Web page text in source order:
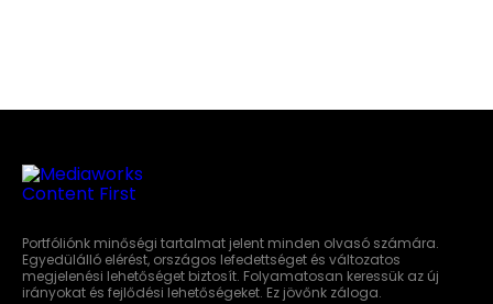
Portfóliónk minőségi tartalmat jelent minden olvasó számára.
Egyedülálló elérést, országos lefedettséget és változatos
megjelenési lehetőséget biztosít. Folyamatosan keressük az új
irányokat és fejlődési lehetőségeket. Ez jövőnk záloga.